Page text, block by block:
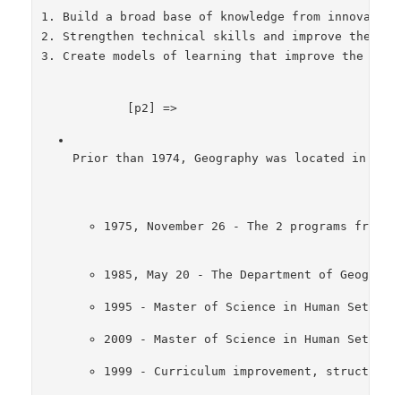
1. Build a broad base of knowledge from
2. Strengthen technical skills and improve the
3. Create models of learning that improve the
            [p2] =>
Prior than 1974, Geography was located in
1975, November 26 - The 2 programs
1985, May 20 - The Department of
1995 - Master of Science in Human
2009 - Master of Science in Human
1999 - Curriculum improvement,